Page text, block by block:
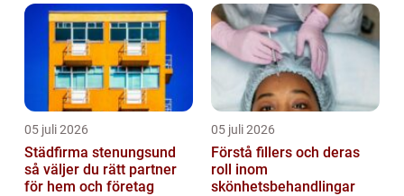
05 juli 2026
Städfirma stenungsund
så väljer du rätt partner
för hem och företag
05 juli 2026
Förstå fillers och deras
roll inom
skönhetsbehandlingar